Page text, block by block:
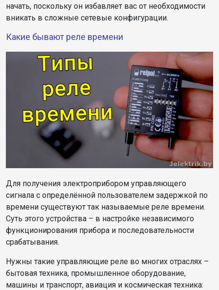
начать, поскольку он избавляет вас от необходимости
вникать в сложные сетевые конфигурации.
Какие бывают реле времени
Для получения электроприбором управляющего
сигнала с определённой пользователем задержкой по
времени существуют так называемые реле времени.
Суть этого устройства – в настройке независимого
функционирования прибора и последовательности
срабатывания.
Нужны такие управляющие реле во многих отраслях –
бытовая техника, промышленное оборудование,
машины и транспорт, авиация и космическая техника: